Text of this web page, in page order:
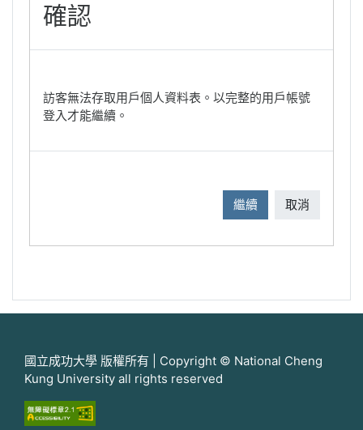
確認
訪客無法存取用戶個人資料表。以完整的用戶帳號
登入才能繼續。
繼續 取消
國立成功大學 版權所有 | Copyright © National Cheng
Kung University all rights reserved